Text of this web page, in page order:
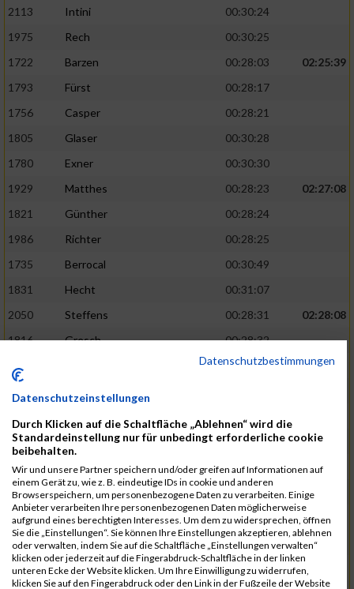
2113
Intini
00:30:24
1975
Rech
00:30:25
1722
Barzen 00:28:03
02:25:39
1793
Fürst
00:28:17
1756
Casper
00:28:21
1805
Glaser
00:30:28
1780
Exner
00:30:30
1929
Matthes 00:28:23
02:27:08
1821
Günther
00:28:24
1986
Richter
00:28:25
1735
Berrocal
00:30:49
1831
Hecht
00:31:07
2050
Steffens 00:28:31
02:28:08
1816
Gresch
00:28:32
1933
00:28:33
1865
Kasper 00:28:34
02:28:33
2073
Voß
00:28:34
1976
Rech
00:28:37
1856
Johann
00:31:23
1928
Martini
00:31:25
1944
Mrsic 00:28:40
02:29:00
Datenschutzbestimmungen
Datenschutzeinstellungen
Durch Klicken auf die Schaltfläche „Ablehnen“ wird die
Standardeinstellung nur für unbedingt erforderliche cookie
beibehalten.
Wir und unsere Partner speichern und/oder greifen auf Informationen auf
einem Gerät zu, wie z. B. eindeutige IDs in cookie und anderen
Browserspeichern, um personenbezogene Daten zu verarbeiten. Einige
Anbieter verarbeiten Ihre personenbezogenen Daten möglicherweise
aufgrund eines berechtigten Interesses. Um dem zu widersprechen, öffnen
Sie die „Einstellungen“. Sie können Ihre Einstellungen akzeptieren, ablehnen
oder verwalten, indem Sie auf die Schaltfläche „Einstellungen verwalten“
klicken oder jederzeit auf die Fingerabdruck-Schaltfläche in der linken
unteren Ecke der Website klicken. Um Ihre Einwilligung zu widerrufen,
klicken Sie auf den Fingerabdruck oder den Link in der Fußzeile der Website